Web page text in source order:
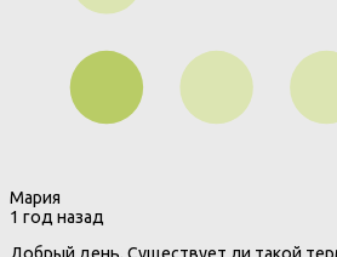
Мария
1 год назад